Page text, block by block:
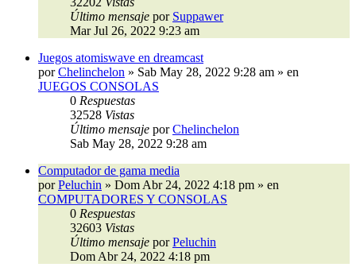
Último mensaje por Suppawer
Mar Jul 26, 2022 9:23 am
Juegos atomiswave en dreamcast
porChelinchelon » Sab May 28, 2022 9:28 am » en
JUEGOS CONSOLAS
0 Respuestas
32528 Vistas
Último mensaje porChelinchelon
Sab May 28, 2022 9:28 am
Computador de gama media
porPeluchin » Dom Abr 24, 2022 4:18 pm » en
COMPUTADORES Y CONSOLAS
0 Respuestas
32603 Vistas
Último mensaje porPeluchin
Dom Abr 24, 2022 4:18 pm